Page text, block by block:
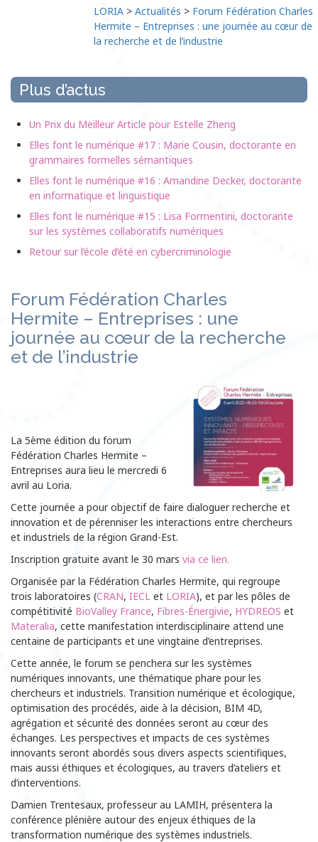
LORIA > Actualités > Forum Fédération Charles
Hermite – Entreprises : une journée au cœur de
la recherche et de l’industrie
Plus d’actus
Un Prix du Meilleur Article pour Estelle Zheng
Elles font le numérique #17 : Marie Cousin, doctorante en
grammaires formelles sémantiques
Elles font le numérique #16 : Amandine Decker, doctorante
en informatique et linguistique
Elles font le numérique #15 : Lisa Formentini, doctorante
sur les systèmes collaboratifs numériques
Retour sur l’école d’été en cybercriminologie
Forum Fédération Charles
Hermite – Entreprises : une
journée au cœur de la recherche
et de l’industrie
La 5ème édition du forum
Fédération Charles Hermite –
Entreprises aura lieu le mercredi 6
avril au Loria.
Cette journée a pour objectif de faire dialoguer recherche et
innovation et de pérenniser les interactions entre chercheurs
et industriels de la région Grand-Est.
Inscription gratuite avant le 30 mars via ce lien.
Organisée par la Fédération Charles Hermite, qui regroupe
trois laboratoires (CRAN, IECL et LORIA), et par les pôles de
compétitivité BioValley France, Fibres-Énergivie, HYDREOS et
Materalia, cette manifestation interdisciplinaire attend une
centaine de participants et une vingtaine d’entreprises.
Cette année, le forum se penchera sur les systèmes
numériques innovants, une thématique phare pour les
chercheurs et industriels. Transition numérique et écologique,
optimisation des procédés, aide à la décision, BIM 4D,
agrégation et sécurité des données seront au cœur des
échanges. Les perspectives et impacts de ces systèmes
innovants seront abordés sous divers aspects scientifiques,
mais aussi éthiques et écologiques, au travers d’ateliers et
d’interventions.
Damien Trentesaux, professeur au LAMIH, présentera la
conférence plénière autour des enjeux éthiques de la
transformation numérique des systèmes industriels.